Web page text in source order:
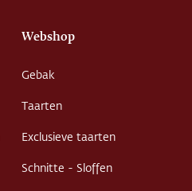
Webshop
Gebak
Taarten
Exclusieve taarten
Schnitte - Sloffen